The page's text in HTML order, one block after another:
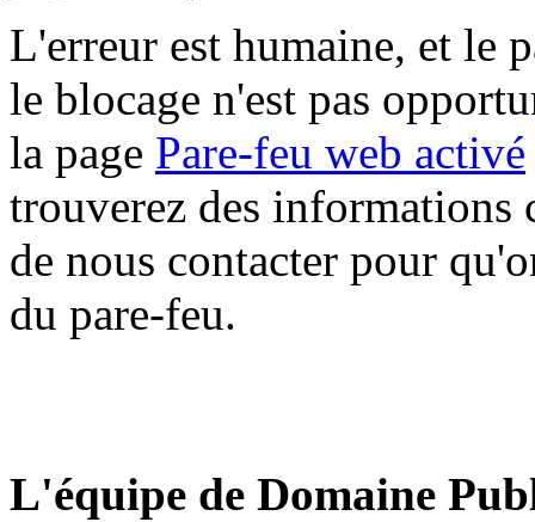
L'erreur est humaine, et le
le blocage n'est pas
la page Pare-feu web activé
trouverez des informations
de nous contacter pour
du pare-feu.
L'équipe de Domaine